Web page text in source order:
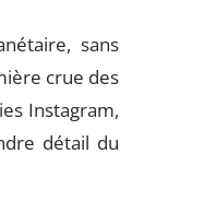
sans
crue des
Instagram,
détail du